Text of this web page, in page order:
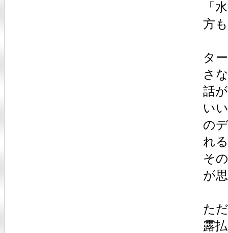
「
方
タ
さ
話
い
の
れ
そ
が
た
露